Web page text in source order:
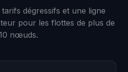
dégressifs et une ligne
pour les flottes de plus de
nœuds.